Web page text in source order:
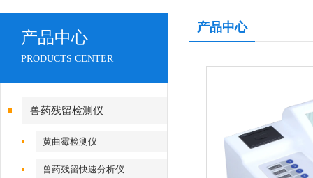
产品中心
PRODUCTS CENTER
兽药残留检测仪
黄曲霉检测仪
兽药残留快速分析仪
产品中心